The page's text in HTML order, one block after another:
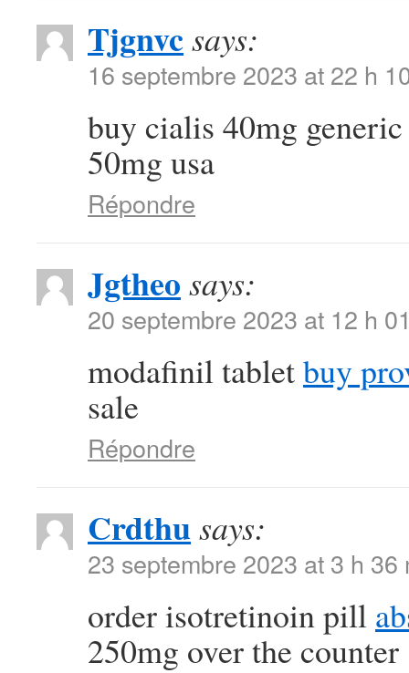
Tjgnvcsays:
16 septembre 2023 at 22 h
buy cialis 40mg
50mg usa
Répondre
Jgtheo says:
20 septembre 2023 at 12 h
modafinil tabletbuy
sale
Répondre
Crdthusays:
23 septembre 2023 at 3 h 36
order isotretinoin pill
250mg over the counter